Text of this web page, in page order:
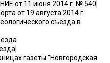
от 11 июня 2014 г. № 540
от 19 августа 2014 г.
съезда в
газеты "Новгородская